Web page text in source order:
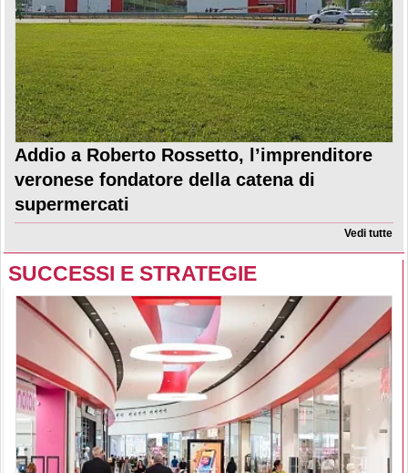
Addio a Roberto Rossetto, l’imprenditore
veronese fondatore della catena di
supermercati
Vedi tutte
SUCCESSI E STRATEGIE